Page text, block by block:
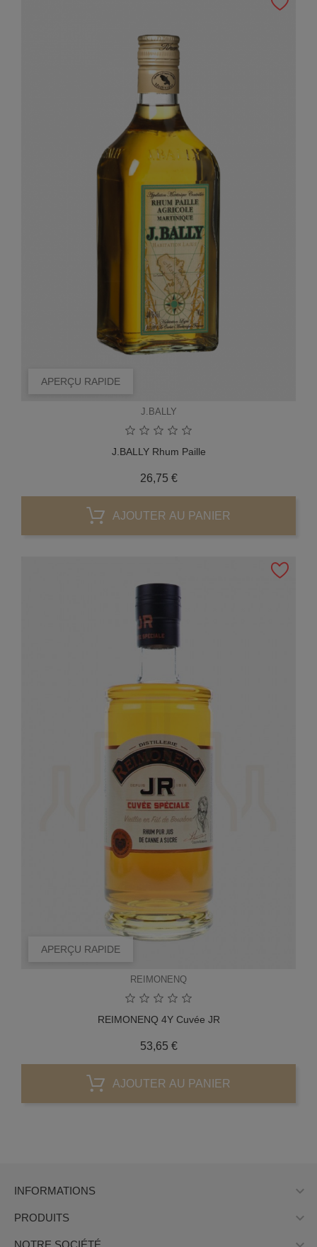
APERÇU RAPIDE
J.BALLY
J.BALLY Rhum Paille
26,75 €Prix
AJOUTER AU PANIER
APERÇU RAPIDE
REIMONENQ
REIMONENQ 4Y Cuvée JR
53,65 €Prix
AJOUTER AU PANIER
INFORMATIONS 
PRODUITS 
NOTRE SOCIÉTÉ